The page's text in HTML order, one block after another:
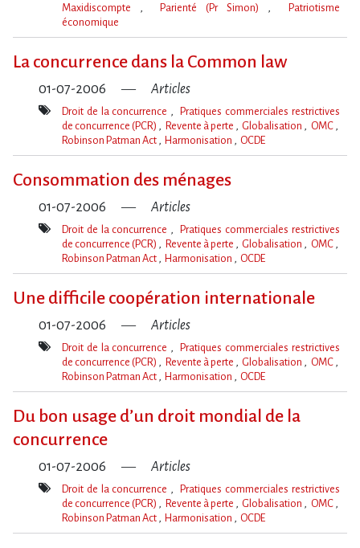
Mot(s)-
Maxidiscompte
Parienté (Pr Simon)
Patriotisme
économique
La concurrence dans la Common law
01-07-2006 Articles
Mot(s)-
Droit de la concurrence
Pratiques commerciales restrictives
de concurrence (PCR)
Revente à perte Globalisation
OMC
Robinson Patman Act
Harmonisation OCDE
Consommation des ménages
01-07-2006 Articles
Mot(s)-
Droit de la concurrence
Pratiques commerciales restrictives
de concurrence (PCR)
Revente à perte Globalisation
OMC
Robinson Patman Act
Harmonisation OCDE
Une difficile coopération internationale
01-07-2006 Articles
Mot(s)-
Droit de la concurrence
Pratiques commerciales restrictives
de concurrence (PCR)
Revente à perte Globalisation
OMC
Robinson Patman Act
Harmonisation OCDE
Du bon usage d’un droit mondial de la
concurrence
01-07-2006 Articles
Mot(s)-
Droit de la concurrence
Pratiques commerciales restrictives
de concurrence (PCR)
Revente à perte Globalisation
OMC
Robinson Patman Act
Harmonisation OCDE